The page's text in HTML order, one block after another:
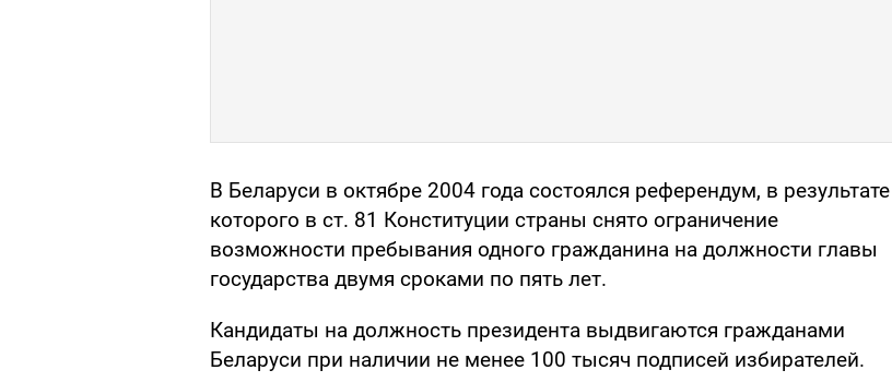
В Беларуси в октябре 2004 года состоялся референдум, в результате
которого в ст. 81 Конституции страны снято ограничение
возможности пребывания одного гражданина на должности главы
государства двумя сроками по пять лет.
Кандидаты на должность президента выдвигаются гражданами
Беларуси при наличии не менее 100 тысяч подписей избирателей.